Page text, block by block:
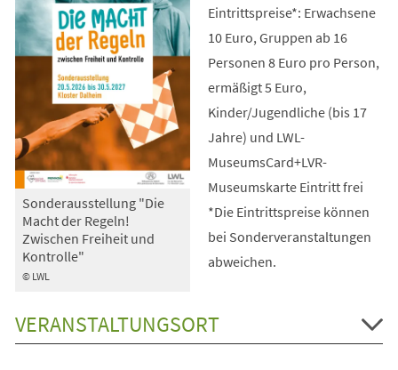
© LWL
Sonderausstellung "Die
Macht der Regeln!
Zwischen Freiheit und
Kontrolle"
Eintrittspreise*: Erwachsene
10 Euro, Gruppen ab 16
Personen 8 Euro pro Person,
ermäßigt 5 Euro,
Kinder/Jugendliche (bis 17
Jahre) und LWL-
MuseumsCard+LVR-
Museumskarte Eintritt frei
*Die Eintrittspreise können
bei Sonderveranstaltungen
abweichen.
VERANSTALTUNGSORT